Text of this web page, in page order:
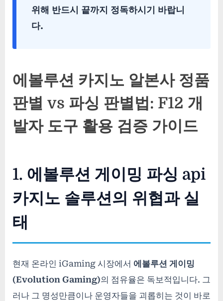
F12
개
발
자
도
구
증
이
위해 반드시 끝까지 정독하시기 바랍니
다.
에볼루션 카지노 알본사 정품
판별 vs 파싱 판별법: F12 개
발자 도구 활용 검증 가이드
1. 에볼루션 게이밍 파싱 api
카지노 솔루션의 위협과 실
태
현재 온라인 iGaming 시장에서 에볼루션 게이밍
(Evolution Gaming)의 점유율은 독보적입니다. 그
러나 그 명성만큼이나 운영자들을 괴롭히는 것이 바로